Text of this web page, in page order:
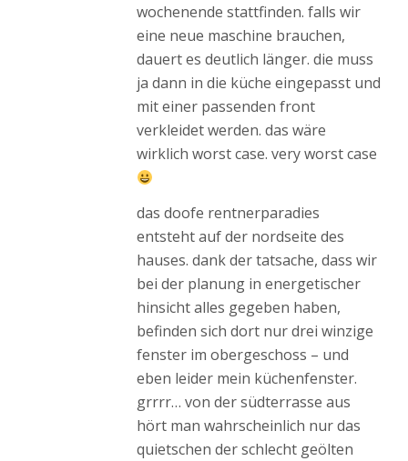
wochenende stattfinden. falls wir
eine neue maschine brauchen,
dauert es deutlich länger. die muss
ja dann in die küche eingepasst und
mit einer passenden front
verkleidet werden. das wäre
wirklich worst case. very worst case
das doofe rentnerparadies
entsteht auf der nordseite des
hauses. dank der tatsache, dass wir
bei der planung in energetischer
hinsicht alles gegeben haben,
befinden sich dort nur drei winzige
fenster im obergeschoss – und
eben leider mein küchenfenster.
grrrr… von der südterrasse aus
hört man wahrscheinlich nur das
quietschen der schlecht geölten